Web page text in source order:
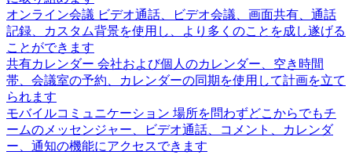
オンライン会議 ビデオ通話、ビデオ会議、画面共有、通話
記録、カスタム背景を使用し、より多くのことを成し遂げる
ことができます
共有カレンダー 会社および個人のカレンダー、空き時間
帯、会議室の予約、カレンダーの同期を使用して計画を立て
られます
モバイルコミュニケーション 場所を問わずどこからでもチ
ームのメッセンジャー、ビデオ通話、コメント、カレンダ
ー、通知の機能にアクセスできます